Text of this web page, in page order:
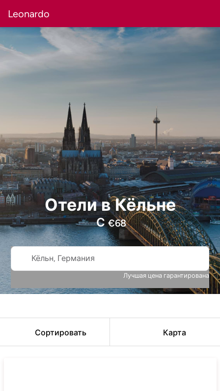
Leonardo
Отели в Кёльне
С€68
Кёльн, Германия
Лучшая цена гарантирована
Сортировать Карта